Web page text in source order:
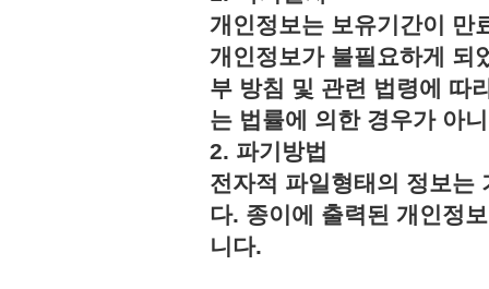
개인정보는 보유기간이 만
개인정보가 불필요하게 되
부 방침 및 관련 법령에 따
는 법률에 의한 경우가 아
2. 파기방법
전자적 파일형태의 정보는
다. 종이에 출력된 개인정
니다.